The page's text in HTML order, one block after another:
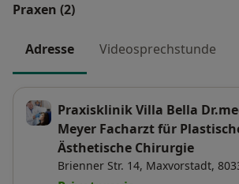
Praxen (2)
Adresse Videosprechstunde
Praxisklinik Villa Bella
Meyer Facharzt für
Ästhetische Chirurgie
Brienner Str. 14, Maxvorstadt,